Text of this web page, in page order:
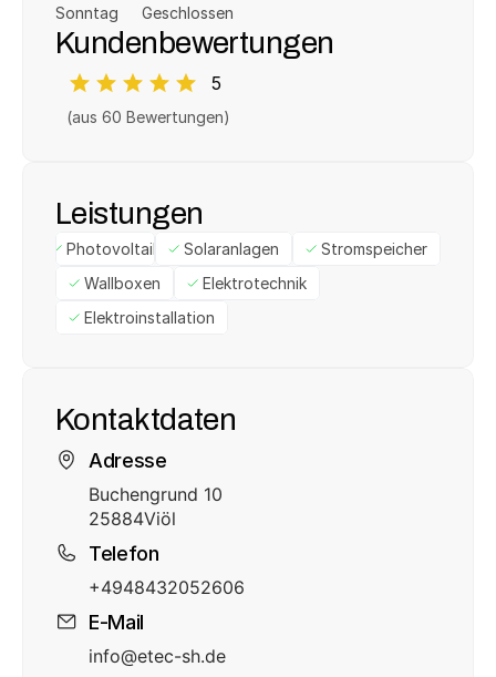
Sonntag
Geschlossen
Kundenbewertungen
5
(aus 60 Bewertungen)
Leistungen
Photovoltaik Solaranlagen
Stromspeicher
Wallboxen
Elektrotechnik
Elektroinstallation
Kontaktdaten
Adresse
Buchengrund 10
25884Viöl
Telefon
+4948432052606
E-Mail
info@etec-sh.de